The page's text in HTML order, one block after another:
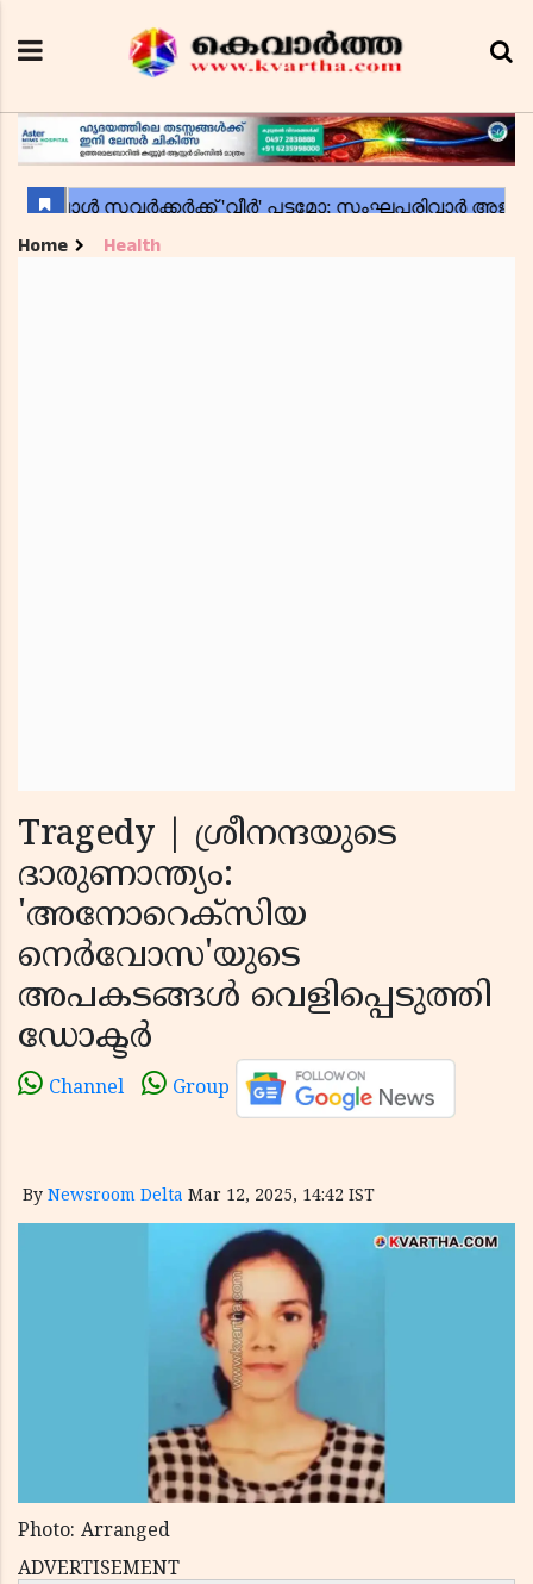
Home Health
Tragedy | ശ്രീനന്ദയുടെ
ദാരുണാന്ത്യം:
'അനോറെക്‌സിയ
നെർവോസ'യുടെ
അപകടങ്ങൾ വെളിപ്പെടുത്തി
ഡോക്ടർ
Channel Group
By Newsroom Delta Mar 12, 2025, 14:42 IST
Photo: Arranged
ADVERTISEMENT